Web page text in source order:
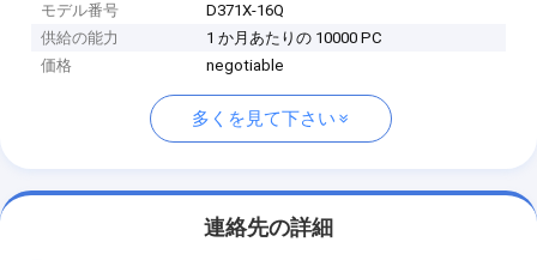
モデル番号
D371X-16Q
供給の能力
1 か月あたりの 10000 PC
価格
negotiable
多くを見て下さい
連絡先の詳細